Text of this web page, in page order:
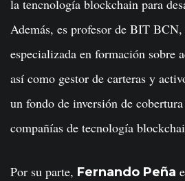
la tencnología blockchain para
Además, es profesor de BIT
especializada en formación sobre
así como gestor de carteras y
un fondo de inversión de
compañías de tecnología
Por su parte, Fernando Peña